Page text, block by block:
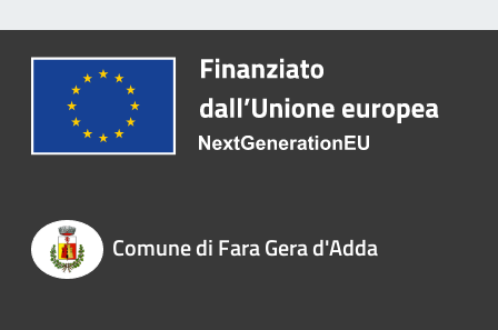
Comune di Fara Gera d'Adda